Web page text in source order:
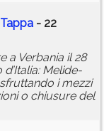
- 22
a Verbania il 28
Melide-
i mezzi
o chiusure del